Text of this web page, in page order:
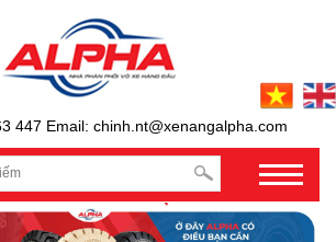
447 Email: chinh.nt@xenangalpha.com